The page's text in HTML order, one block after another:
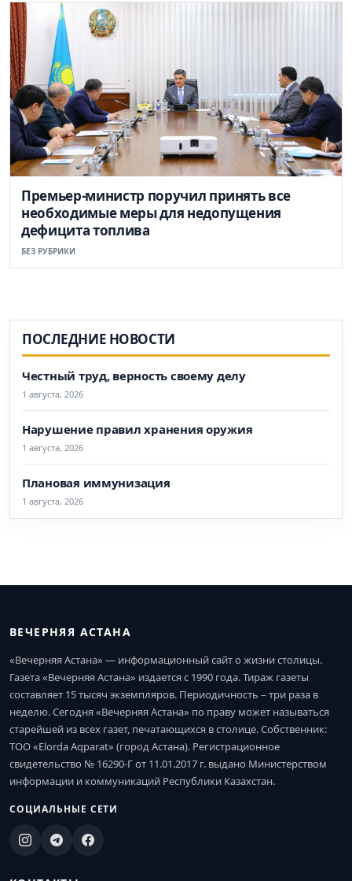
Премьер-министр поручил принять все
необходимые меры для недопущения
дефицита топлива
БЕЗ РУБРИКИ
ПОСЛЕДНИЕ НОВОСТИ
Честный труд, верность своему делу
1 августа, 2026
Нарушение правил хранения оружия
1 августа, 2026
Плановая иммунизация
1 августа, 2026
ВЕЧЕРНЯЯ АСТАНА
«Вечерняя Астана» — информационный сайт о жизни столицы.
Газета «Вечерняя Астана» издается с 1990 года. Тираж газеты
составляет 15 тысяч экземпляров. Периодичность – три раза в
неделю. Сегодня «Вечерняя Астана» по праву может называться
старейшей из всех газет, печатающихся в столице. Собственник:
ТОО «Elorda Aqparat» (город Астана). Регистрационное
свидетельство № 16290-Г от 11.01.2017 г. выдано Министерством
информации и коммуникаций Республики Казахстан.
СОЦИАЛЬНЫЕ СЕТИ